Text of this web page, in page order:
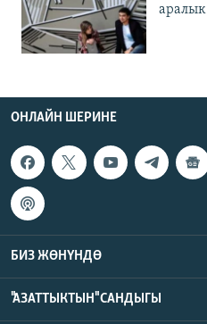
ОНЛАЙН ШЕРИНЕ
БИЗ ЖӨНҮНДӨ
"АЗАТТЫКТЫН" САНДЫГЫ